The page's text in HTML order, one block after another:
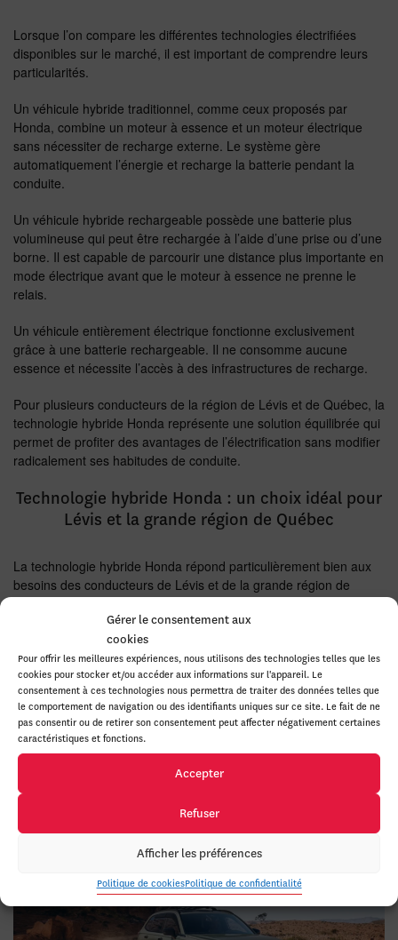
Gérer le consentement aux
cookies
Pour offrir les meilleures expériences, nous utilisons des technologies telles que les
cookies pour stocker et/ou accéder aux informations sur l'appareil. Le
consentement à ces technologies nous permettra de traiter des données telles que
le comportement de navigation ou des identifiants uniques sur ce site. Le fait de ne
pas consentir ou de retirer son consentement peut affecter négativement certaines
caractéristiques et fonctions.
Accepter
Refuser
Afficher les préférences
Politique de cookiesPolitique de confidentialité
Lorsque l’on compare les différentes technologies électrifiées
disponibles sur le marché, il est important de comprendre leurs
particularités.
Un véhicule hybride traditionnel, comme ceux proposés par
Honda, combine un moteur à essence et un moteur électrique
sans nécessiter de recharge externe. Le système gère
automatiquement l’énergie et recharge la batterie pendant la
conduite.
Un véhicule hybride rechargeable possède une batterie plus
volumineuse qui peut être rechargée à l’aide d’une prise ou d’une
borne. Il est capable de parcourir une distance plus importante en
mode électrique avant que le moteur à essence ne prenne le
relais.
Un véhicule entièrement électrique fonctionne exclusivement
grâce à une batterie rechargeable. Il ne consomme aucune
essence et nécessite l’accès à des infrastructures de recharge.
Pour plusieurs conducteurs de la région de Lévis et de Québec, la
technologie hybride Honda représente une solution équilibrée qui
permet de profiter des avantages de l’électrification sans modifier
radicalement ses habitudes de conduite.
Technologie hybride Honda : un choix idéal pour
Lévis et la grande région de Québec
La technologie hybride Honda répond particulièrement bien aux
besoins des conducteurs de Lévis et de la grande région de
Québec. Que vous circuliez quotidiennement entre Lévis et
Sainte-Foy, que vous traversiez régulièrement les ponts pour
vous rendre au centre-ville de Québec ou que vous parcouriez les
routes de la Beauce et de Bellechasse, un véhicule hybride peut
contribuer à réduire vos coûts de carburant.
Les familles apprécient l’espace et la polyvalence du CR-V
hybride. Les professionnels qui effectuent de nombreux
déplacements se tournent souvent vers la Civic hybride ou
l’Accord hybride pour leur efficacité énergétique et leur confort.
Situé à proximité de Québec, Sainte-Foy, Saint-Nicolas,
Charlesbourg, Beauport, Charny et Saint-Romuald, Lévis Honda
accompagne les conducteurs de toute la région dans le choix de
leur prochain véhicule hybride.